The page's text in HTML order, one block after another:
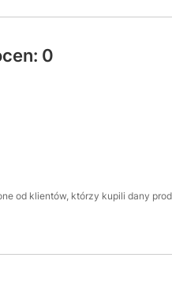
0
od klientów, którzy kupili dany